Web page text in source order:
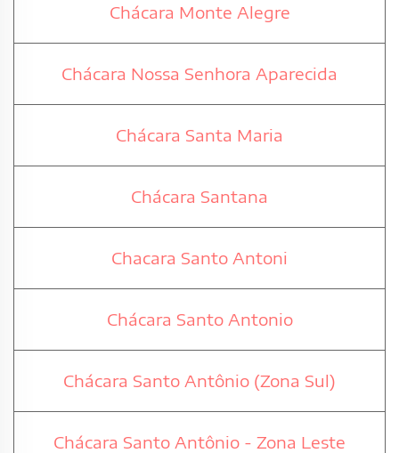
Chácara Monte Alegre
Chácara Nossa Senhora Aparecida
Chácara Santa Maria
Chácara Santana
Chacara Santo Antoni
Chácara Santo Antonio
Chácara Santo Antônio (Zona Sul)
Chácara Santo Antônio - Zona Leste